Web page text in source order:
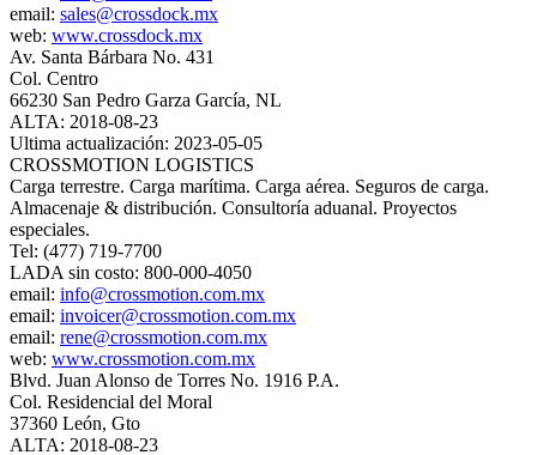
email: sales@crossdock.mx
web: www.crossdock.mx
Av. Santa Bárbara No. 431
Col. Centro
66230 San Pedro Garza García, NL
ALTA: 2018-08-23
Ultima actualización: 2023-05-05
CROSSMOTION LOGISTICS
Carga terrestre. Carga marítima. Carga aérea. Seguros de carga.
Almacenaje & distribución. Consultoría aduanal. Proyectos
especiales.
Tel: (477) 719-7700
LADA sin costo: 800-000-4050
email: info@crossmotion.com.mx
email: invoicer@crossmotion.com.mx
email: rene@crossmotion.com.mx
web: www.crossmotion.com.mx
Blvd. Juan Alonso de Torres No. 1916 P.A.
Col. Residencial del Moral
37360 León, Gto
ALTA: 2018-08-23